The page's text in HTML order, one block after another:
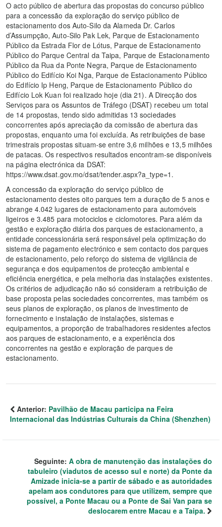
O acto público de abertura das propostas do concurso público
para a concessão da exploração do serviço público de
estacionamento dos Auto-Silo da Alameda Dr. Carlos
d’Assumpção, Auto-Silo Pak Lek, Parque de Estacionamento
Público da Estrada Flor de Lótus, Parque de Estacionamento
Público do Parque Central da Taipa, Parque de Estacionamento
Público da Rua da Ponte Negra, Parque de Estacionamento
Público do Edifício Koi Nga, Parque de Estacionamento Público
do Edifício Ip Heng, Parque de Estacionamento Público do
Edifício Lok Kuan foi realizado hoje (dia 21). A Direcção dos
Serviços para os Assuntos de Tráfego (DSAT) recebeu um total
de 14 propostas, tendo sido admitidas 13 sociedades
concorrentes após apreciação da comissão de abertura das
propostas, enquanto uma foi excluída. As retribuições de base
trimestrais propostas situam-se entre 3,6 milhões e 13,5 milhões
de patacas. Os respectivos resultados encontram-se disponíveis
na página electrónica da DSAT:
https://www.dsat.gov.mo/dsat/tender.aspx?a_type=1.
A concessão da exploração do serviço público de
estacionamento destes oito parques tem a duração de 5 anos e
abrange 4.042 lugares de estacionamento para automóveis
ligeiros e 3.485 para motociclos e ciclomotores. Para além da
gestão e exploração diária dos parques de estacionamento, a
entidade concessionária será responsável pela optimização do
sistema de pagamento electrónico e sem contacto dos parques
de estacionamento, pelo reforço do sistema de vigilância de
segurança e dos equipamentos de protecção ambiental e
eficiência energética, e pela melhoria das instalações existentes.
Os critérios de adjudicação não só consideram a retribuição de
base proposta pelas sociedades concorrentes, mas também os
seus planos de exploração, os planos de investimento de
fornecimento e instalação de instalações, sistemas e
equipamentos, a proporção de trabalhadores residentes afectos
aos parques de estacionamento, e a experiência dos
concorrentes na gestão e exploração de parques de
estacionamento.
Anterior: Pavilhão de Macau participa na Feira
Internacional das Indústrias Culturais da China (Shenzhen)
Seguinte: A obra de manutenção das instalações do
tabuleiro (viadutos de acesso sul e norte) da Ponte da
Amizade inicia-se a partir de sábado e as autoridades
apelam aos condutores para que utilizem, sempre que
possível, a Ponte Macau ou a Ponte de Sai Van para se
deslocarem entre Macau e a Taipa.